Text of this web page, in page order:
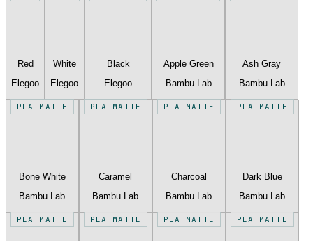
Red
Elegoo
White
Elegoo
Black
Elegoo
Apple Green
Bambu Lab
Ash Gray
Bambu Lab
PLA MATTE
Bone White
Bambu Lab
PLA MATTE
Caramel
Bambu Lab
PLA MATTE
Charcoal
Bambu Lab
PLA MATTE
Dark Blue
Bambu Lab
PLA MATTE PLA MATTE PLA MATTE PLA MATTE